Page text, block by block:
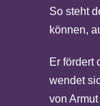
So steht
können,
Er fördert
wendet
von